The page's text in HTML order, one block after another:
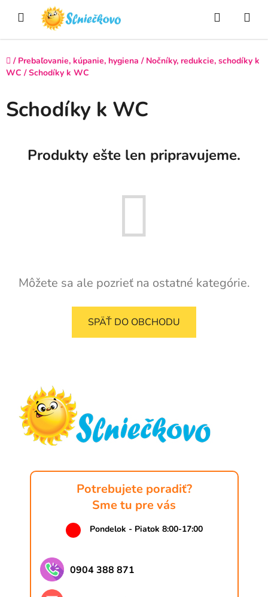
Hľadať
Domov
/ Prebaľovanie, kúpanie, hygiena / Nočníky, redukcie, schodíky k
WC / Schodíky k WC
Schodíky k WC
Produkty ešte len pripravujeme.
Môžete sa ale pozrieť na ostatné kategórie.
SPÄŤ DO OBCHODU
Potrebujete poradiť?
Sme tu pre vás
Pondelok - Piatok 8:00-17:00
0904 388 871